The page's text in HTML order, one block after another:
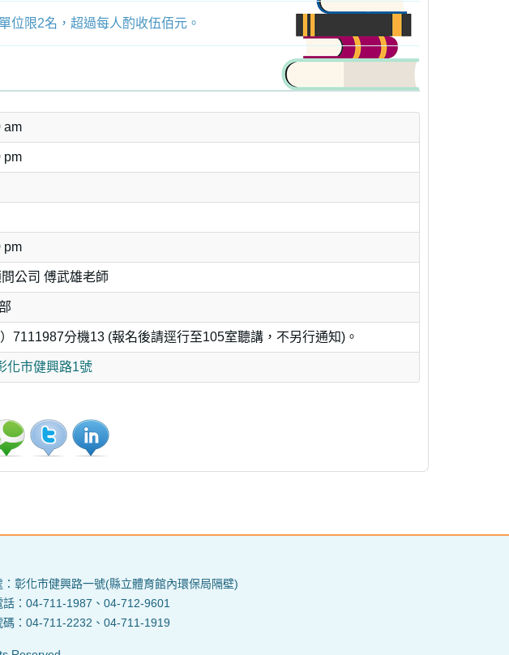
位限2名，超過每人酌收伍佰元。
am
pm
pm
公司 傅武雄老師
7111987分機13 (報名後請逕行至105室聽講，不另行通知)。
化市健興路1號
：彰化市健興路一號(縣立體育館內環保局隔壁)
話：04-711-1987、04-712-9601
碼：04-711-2232、04-711-1919